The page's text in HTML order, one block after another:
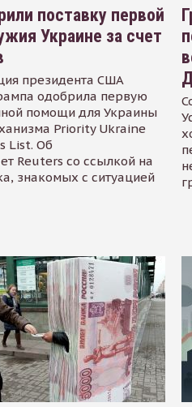
поставку первой
Украине за счет
президента США
одобрила первую
помощи для Украины
Priority Ukraine
List. Об
Reuters со ссылкой на
знакомых с ситуацией